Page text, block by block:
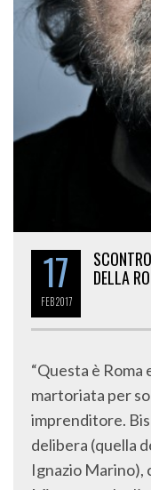
17
FEB 2017
DELLA
martoriata per
imprenditore.
delibera (quella
Ignazio Marino),
Mi auguro che